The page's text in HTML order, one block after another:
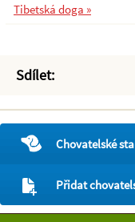
Tibetská doga »
Sdílet:
Chovatelské
Přidat